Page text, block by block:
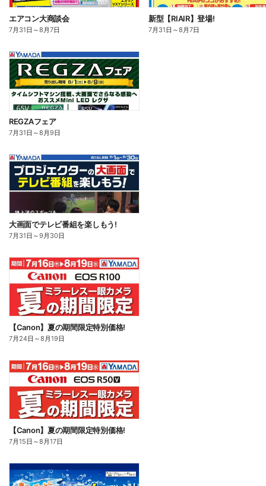
エアコン大商談会
7月31日 ～8月7日
新型【RIAIR】登場!
7月31日 ～8月7日
REGZAフェア
7月31日 ～8月9日
大画面でテレビ番組を楽しもう!
7月31日 ～9月30日
【Canon】夏の期間限定特別価格!
7月24日 ～8月19日
【Canon】夏の期間限定特別価格!
7月15日 ～8月17日